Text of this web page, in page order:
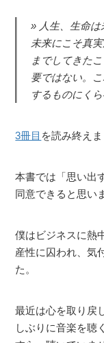
人生、生命
未来にこそ真
までしてきた
要ではない。
するものにく
3冊目 を読み終えま
本書では「思い出
同意できると思い
僕はビジネスに熱
産性に囚われ、気
た。
最近は心を取り戻
しぶりに音楽を聴